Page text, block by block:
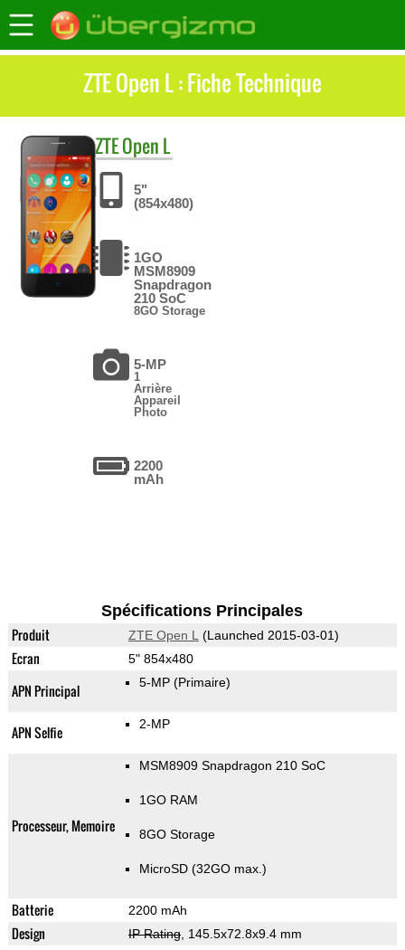
ZTE Open L : Fiche Technique
ZTEOpen L
5"
(854x480)
1GO
MSM8909
Snapdragon
210 SoC
8GO Storage
5-MP
1
Arrière
Appareil
Photo
2200
mAh
Spécifications Principales
Produit ZTE Open L (Launched 2015-03-01)
Ecran 5" 854x480
APN Principal 5-MP (Primaire)
APN Selfie 2-MP
Processeur, Memoire
MSM8909 Snapdragon 210 SoC
1GO RAM
8GO Storage
MicroSD (32GO max.)
Batterie 2200 mAh
Design IP Rating, 145.5x72.8x9.4 mm